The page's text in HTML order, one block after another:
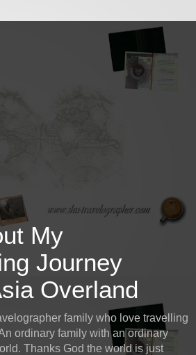
My
Journey
Overland
family who love travelling
ordinary family with an ordinary
Thanks God the world is just